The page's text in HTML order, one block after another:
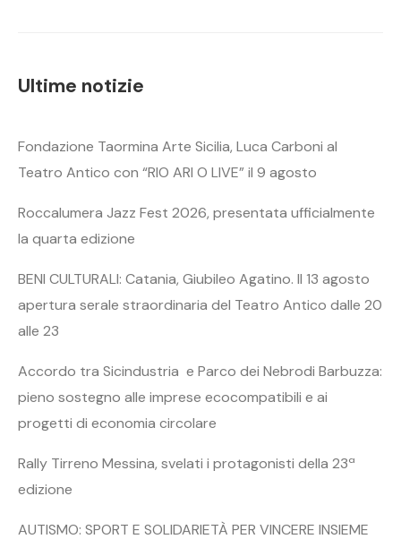
Ultime notizie
Fondazione Taormina Arte Sicilia, Luca Carboni al
Teatro Antico con “RIO ARI O LIVE” il 9 agosto
Roccalumera Jazz Fest 2026, presentata ufficialmente
la quarta edizione
BENI CULTURALI: Catania, Giubileo Agatino. Il 13 agosto
apertura serale straordinaria del Teatro Antico dalle 20
alle 23
Accordo tra Sicindustria e Parco dei Nebrodi Barbuzza:
pieno sostegno alle imprese ecocompatibili e ai
progetti di economia circolare
Rally Tirreno Messina, svelati i protagonisti della 23ª
edizione
AUTISMO: SPORT E SOLIDARIETÀ PER VINCERE INSIEME